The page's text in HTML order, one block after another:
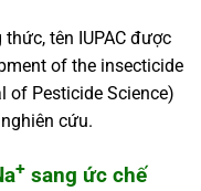
tên IUPAC được
of the insecticide
of Pesticide Science)
cứu.
+ sang ức chế